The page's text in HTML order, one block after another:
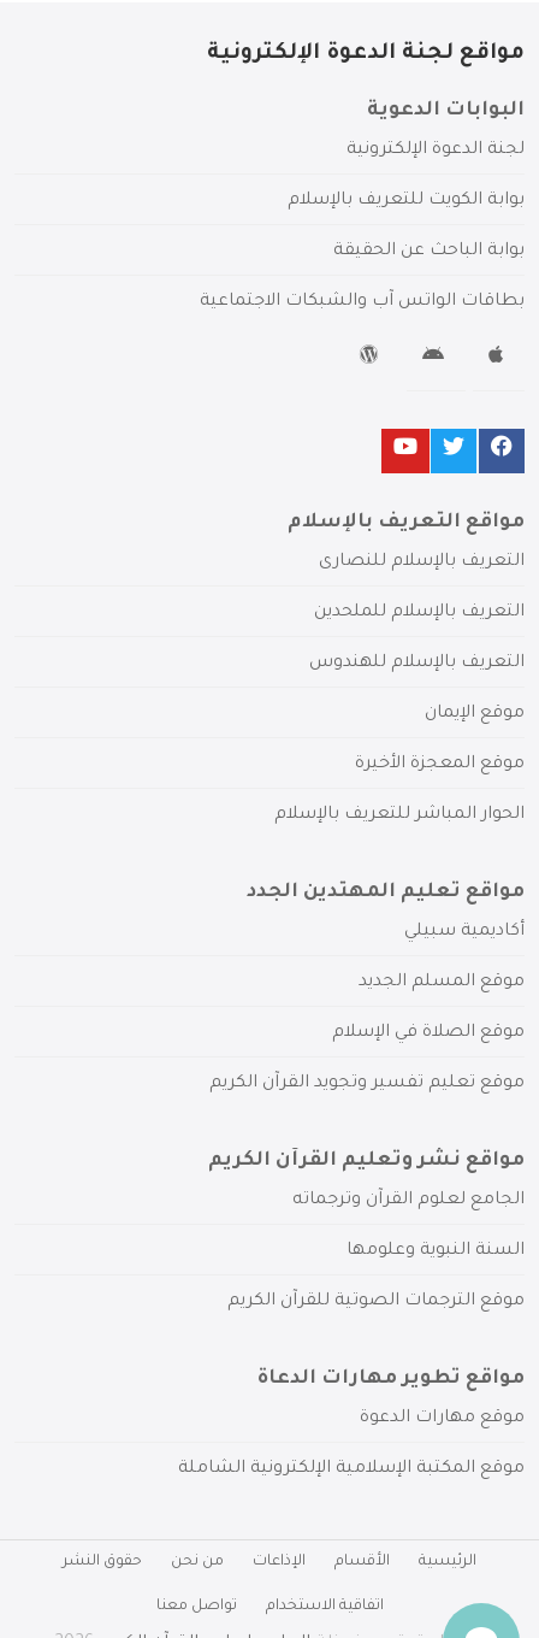
مواقع لجنة الدعوة الإلكترونية
البوابات الدعوية
لجنة الدعوة الإلكترونية
بوابة الكويت للتعريف بالإسلام
بوابة الباحث عن الحقيقة
بطاقات الواتس آب والشبكات الاجتماعية
مواقع التعريف بالإسلام
التعريف بالإسلام للنصارى
التعريف بالإسلام للملحدين
التعريف بالإسلام للهندوس
موقع الإيمان
موقع المعجزة الأخيرة
الحوار المباشر للتعريف بالإسلام
مواقع تعليم المهتدين الجدد
أكاديمية سبيلي
موقع المسلم الجديد
موقع الصلاة في الإسلام
موقع تعليم تفسير وتجويد القرآن الكريم
مواقع نشر وتعليم القرآن الكريم
الجامع لعلوم القرآن وترجماته
السنة النبوية وعلومها
موقع الترجمات الصوتية للقرآن الكريم
مواقع تطوير مهارات الدعاة
موقع مهارات الدعوة
موقع المكتبة الإسلامية الإلكترونية الشاملة
الرئيسية الأقسام الإذاعات من نحن حقوق النشر
اتفاقية الاستخدام تواصل معنا